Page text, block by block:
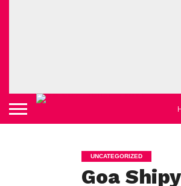
UNCATEGORIZED
Goa